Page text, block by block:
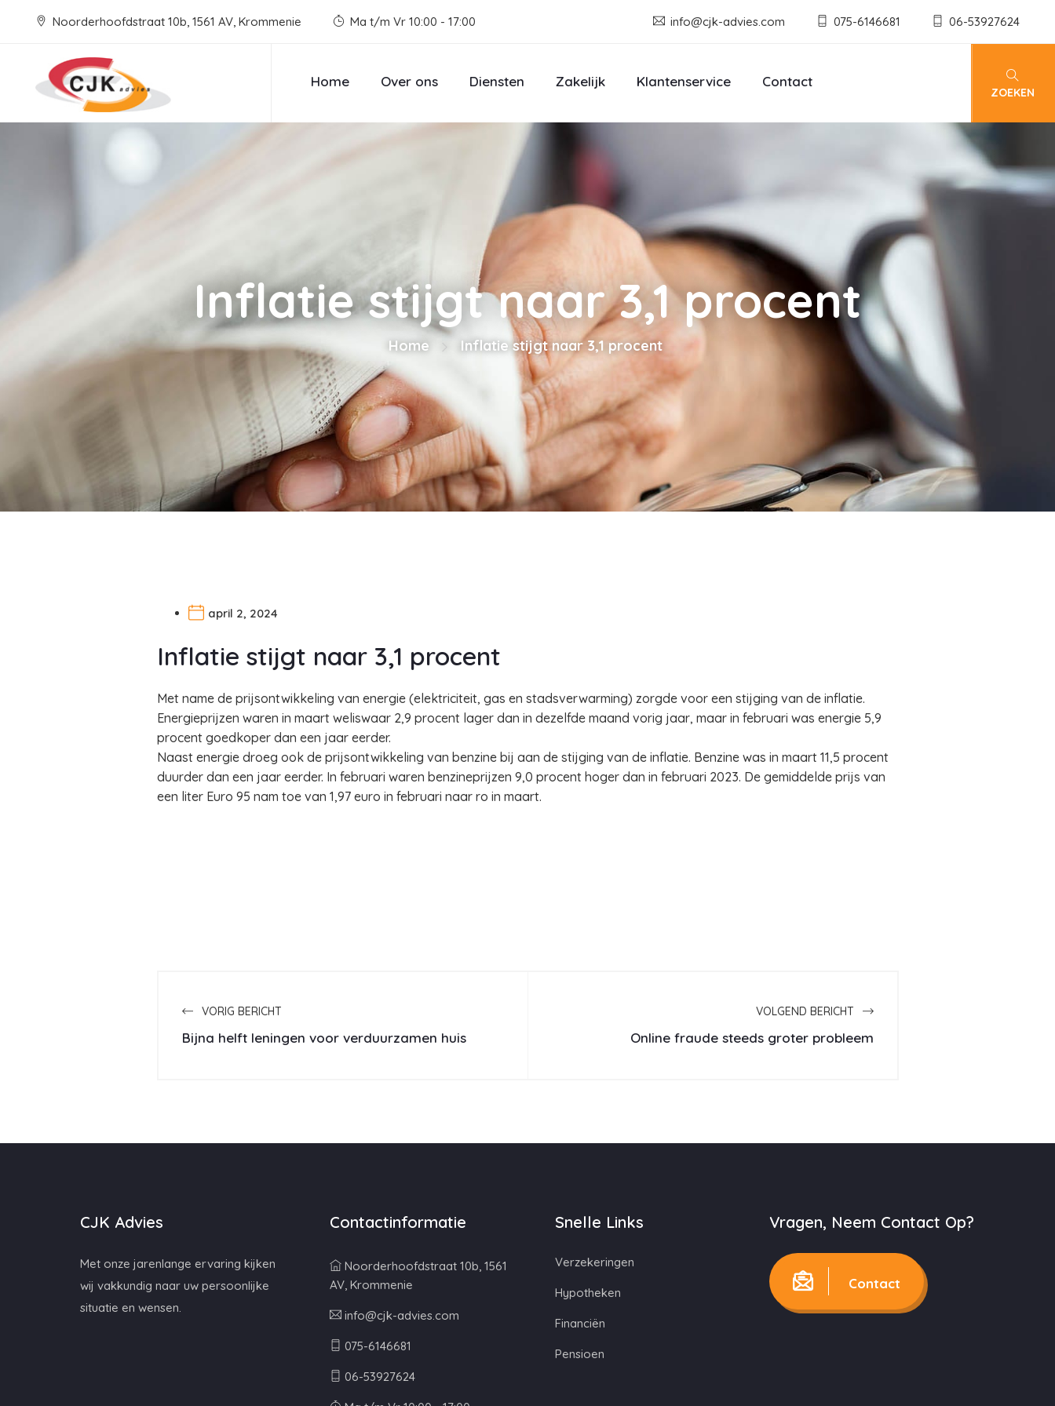
Noorderhoofdstraat 10b, 1561 AV, Krommenie Ma t/m Vr 10:00 - 17:00 info@cjk-advies.com 075-6146681 06-53927624
Home Over ons Diensten Zakelijk Klantenservice Contact
ZOEKEN
Inflatie stijgt naar 3,1 procent
Home Inflatie stijgt naar 3,1 procent
april 2, 2024
Inflatie stijgt naar 3,1 procent
Met name de prijsontwikkeling van energie (elektriciteit, gas en stadsverwarming) zorgde voor een stijging van de inflatie.
Energieprijzen waren in maart weliswaar 2,9 procent lager dan in dezelfde maand vorig jaar, maar in februari was energie 5,9
procent goedkoper dan een jaar eerder.
Naast energie droeg ook de prijsontwikkeling van benzine bij aan de stijging van de inflatie. Benzine was in maart 11,5 procent
duurder dan een jaar eerder. In februari waren benzineprijzen 9,0 procent hoger dan in februari 2023. De gemiddelde prijs van
een liter Euro 95 nam toe van 1,97 euro in februari naar ro in maart.
VORIG BERICHT
Bijna helft leningen voor verduurzamen huis
VOLGEND BERICHT
Online fraude steeds groter probleem
CJK Advies
Met onze jarenlange ervaring kijken
wij vakkundig naar uw persoonlijke
situatie en wensen.
Contactinformatie
Noorderhoofdstraat 10b, 1561
AV, Krommenie
info@cjk-advies.com
075-6146681
06-53927624
Snelle Links
Verzekeringen
Hypotheken
Financiën
Pensioen
Vragen, Neem Contact Op?
Contact